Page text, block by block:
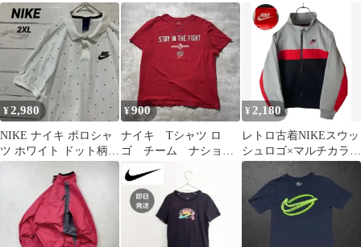
ンポイント S
シュ
¥2,980
NIKE ナイキ ポロシャ
ツ ホワイト ドット柄
プリントロゴ 2XL
¥900
ナイキ Tシャツ ロ
ゴ チーム ナショナ
ルズ MLB アメリカ古
着 L 5401
¥ 2,180
レトロ古着NIKEスウッ
シュロゴ×マルチカラー
ジャージトラックジャ
ケット